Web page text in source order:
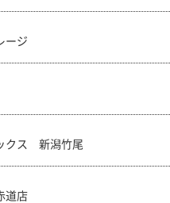
ージ
クス 新潟竹尾
道店